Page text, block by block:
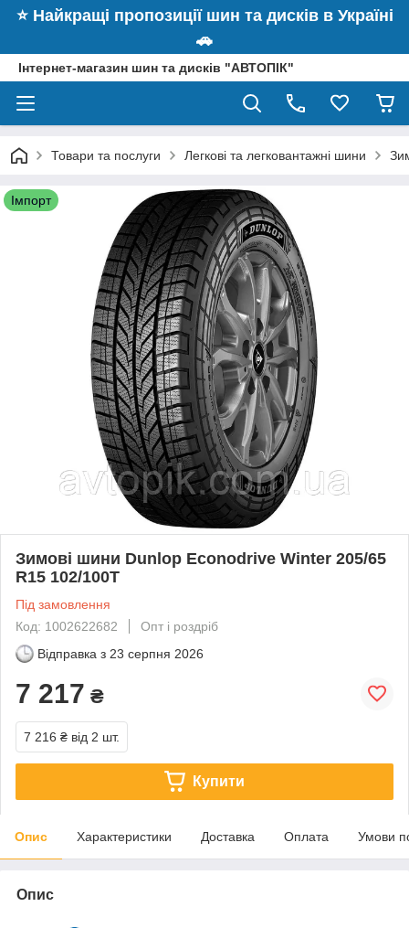
⭐️ Найкращі пропозиції шин та дисків в Україні
🚗
Інтернет-магазин шин та дисків "АВТОПІК"
Товари та послуги Легкові та легковантажні шини
Імпорт
Зимові шини Dunlop Econodrive Winter 205/65
R15 102/100T
Під замовлення
Код: 1002622682
Опт і роздріб
Відправка з 23 серпня 2026
7 217 ₴
7 216 ₴ від 2 шт.
Купити
Опис Характеристики Доставка Оплата Умови
Опис